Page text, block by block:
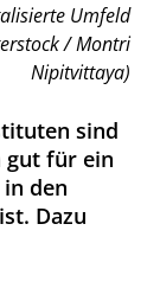
Umfeld
/ Montri
Nipitvittaya)
sind
gut für ein
den
Dazu